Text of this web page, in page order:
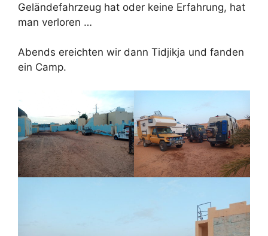
Geländefahrzeug hat oder keine Erfahrung, hat
man verloren …
Abends ereichten wir dann Tidjikja und fanden
ein Camp.